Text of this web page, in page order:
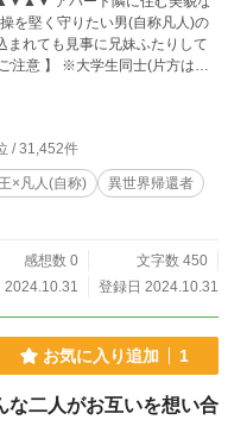
を堅く守りたい男(自称凡人)の
まれても見事に兄妹ふたりして
着/愛が重いは標準装備！ ※
た！ 2024.10.31 『第12回BL大
代ファンタジー風味なので、
性が出てきます ※更新はまった
：2024.10.31/木 End：-----------
/ 31,452件
×凡人(自称)
異世界帰還者
感想数 0
文字数 450
2024.10.31
登録日 2024.10.31
お気に入り追加 1
な二人がお互いを想い合